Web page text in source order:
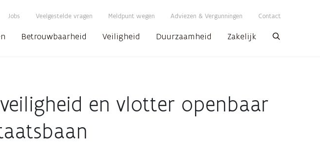
Jobs Veelgestelde vragen Meldpunt wegen Adviezen & Vergunningen Contact
Betrouwbaarheid Veiligheid Duurzaamheid Zakelijk
en vlotter openbaar